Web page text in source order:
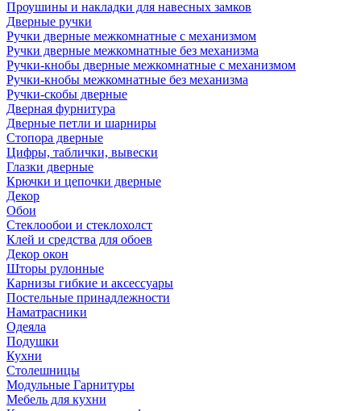
Проушины и накладки для навесных замков
Дверные ручки
Ручки дверные межкомнатные с механизмом
Ручки дверные межкомнатные без механизма
Ручки-кнобы дверные межкомнатные с механизмом
Ручки-кнобы межкомнатные без механизма
Ручки-скобы дверные
Дверная фурнитура
Дверные петли и шарниры
Стопора дверные
Цифры, таблички, вывески
Глазки дверные
Крючки и цепочки дверные
Декор
Обои
Стеклообои и стеклохолст
Клей и средства для обоев
Декор окон
Шторы рулонные
Карнизы гибкие и аксессуары
Постельные принадлежности
Наматрасники
Одеяла
Подушки
Кухни
Столешницы
Модульные Гарнитуры
Мебель для кухни